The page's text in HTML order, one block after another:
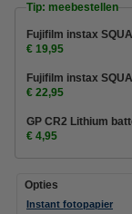
Tip: meebestellen
Fujifilm instax
€ 19,95
Fujifilm instax
€ 22,95
GP CR2 Lithium
€ 4,95
Opties
Instant fotopapier